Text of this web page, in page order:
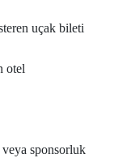
uçak bileti
otel
sponsorluk